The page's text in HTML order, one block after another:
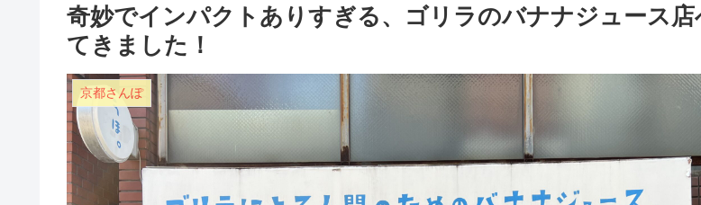
奇妙でインパクトありすぎる、ゴリラのバナナジュース店
てきました！
京都さんぽ